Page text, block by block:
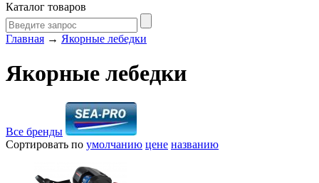
Каталог товаров
Главная → Якорные лебедки
Якорные лебедки
Все бренды
Сортировать по умолчанию цене названию